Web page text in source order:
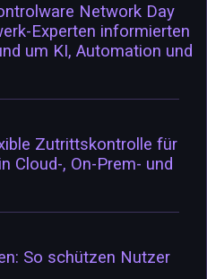
Network Day
Experten informierten
um KI, Automation und
Zutrittskontrolle für
Cloud-, On-Prem- und
So schützen Nutzer